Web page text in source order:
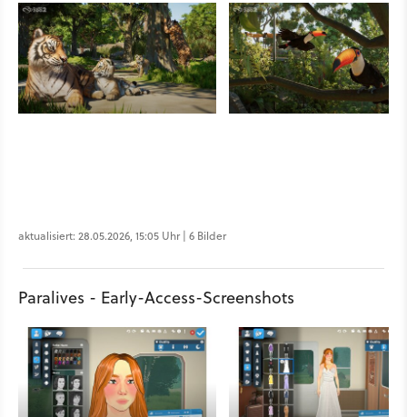
aktualisiert: 28.05.2026, 15:05 Uhr | 6 Bilder
Paralives - Early-Access-Screenshots